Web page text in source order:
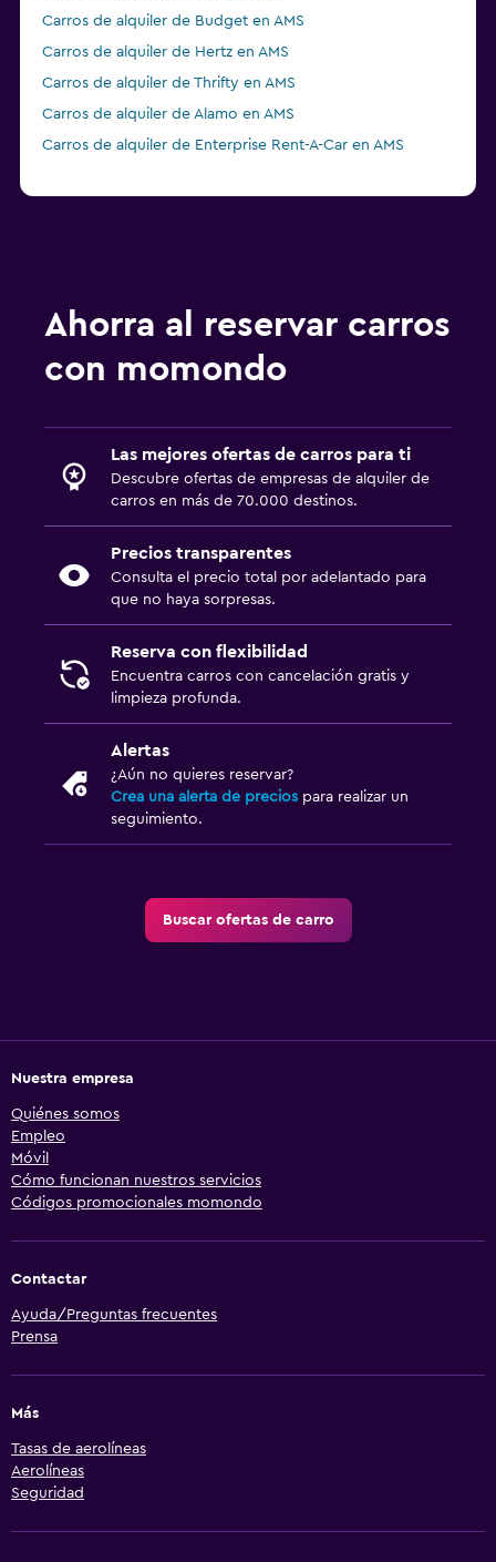
Carros de alquiler de Budget en AMS
Carros de alquiler de Hertz en AMS
Carros de alquiler de Thrifty en AMS
Carros de alquiler de Alamo en AMS
Carros de alquiler de Enterprise Rent-A-Car en AMS
Ahorra al reservar carros
con momondo
Las mejores ofertas de carros para ti
Descubre ofertas de empresas de alquiler de
carros en más de 70.000 destinos.
Precios transparentes
Consulta el precio total por adelantado para
que no haya sorpresas.
Reserva con flexibilidad
Encuentra carros con cancelación gratis y
limpieza profunda.
Alertas
¿Aún no quieres reservar?
Crea una alerta de precios para realizar un
seguimiento.
Buscar ofertas de carro
Nuestra empresa
Quiénes somos
Empleo
Móvil
Cómo funcionan nuestros servicios
Códigos promocionales momondo
Contactar
Ayuda/Preguntas frecuentes
Prensa
Más
Tasas de aerolíneas
Aerolíneas
Seguridad